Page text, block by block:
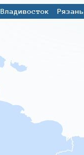
Владивосток
Рязань